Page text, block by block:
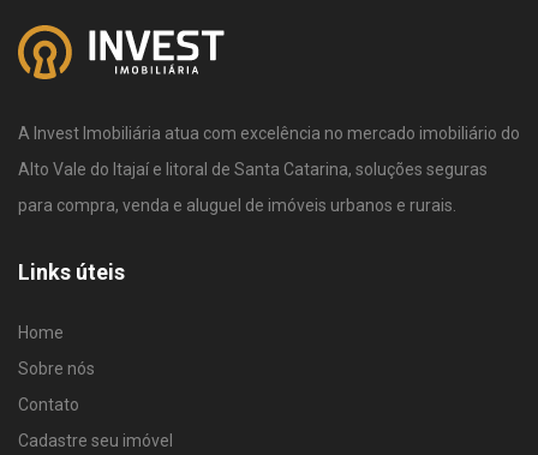
A Invest Imobiliária atua com excelência no mercado imobiliário do
Alto Vale do Itajaí e litoral de Santa Catarina, soluções seguras
para compra, venda e aluguel de imóveis urbanos e rurais.
Links úteis
Home
Sobre nós
Contato
Cadastre seu imóvel